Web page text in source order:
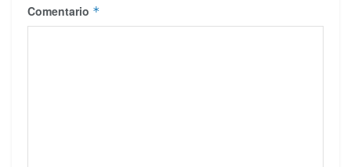
Comentario *